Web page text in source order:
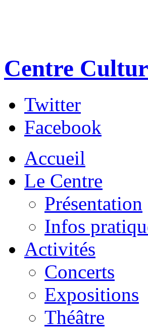
Centre
Twitter
Facebook
Accueil
Le Centre
Présentation
Infos
Activités
Concerts
Expositions
Théâtre